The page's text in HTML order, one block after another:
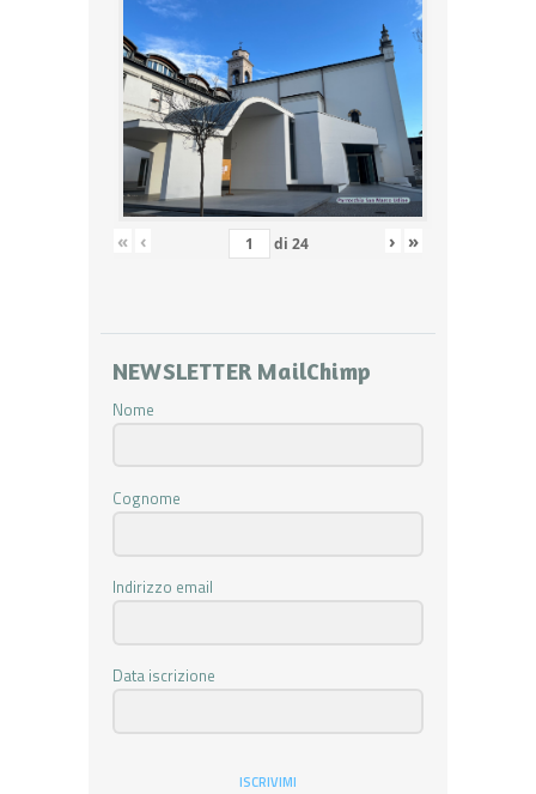
« ‹ di 24 › »
NEWSLETTER MailChimp
Nome
Cognome
Indirizzo email
Data iscrizione
ISCRIVIMI